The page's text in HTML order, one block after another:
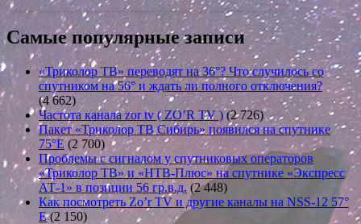
Самые популярные записи
«Триколор ТВ» переводят на 36°? Что случилось со
спутником на 56° и ждать ли полного отключения?
(4 662)
Частота канала zor tv ( ZO’R TV ) (2 726)
Пакет «Триколор ТВ Сибирь» появился на спутнике
75°E (2 700)
Проблемы с сигналом у спутниковых операторов
«Триколор ТВ» и «НТВ-Плюс» на спутнике «Экспресс
АТ-1» в позиции 56 гр.в.д. (2 448)
Как посмотреть Zo’r TV и другие каналы на NSS-12 57°
E (2 150)